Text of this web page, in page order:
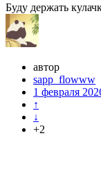
Буду держать
автор
sapp_flowww
1 февраля
↑
↓
+2